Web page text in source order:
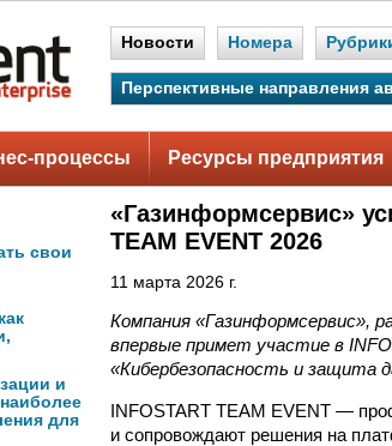
Новости Номера
Перспективные направления
процессы Ресурсы предприятия
свои
и
для
«Газинформсервис»
TEAM EVENT 2026
11 марта 2026 г.
Компания «Газинформсервис»,
впервые примет участие в
«Кибербезопасность и защита
INFOSTART TEAM EVENT —
и сопровождают решения на